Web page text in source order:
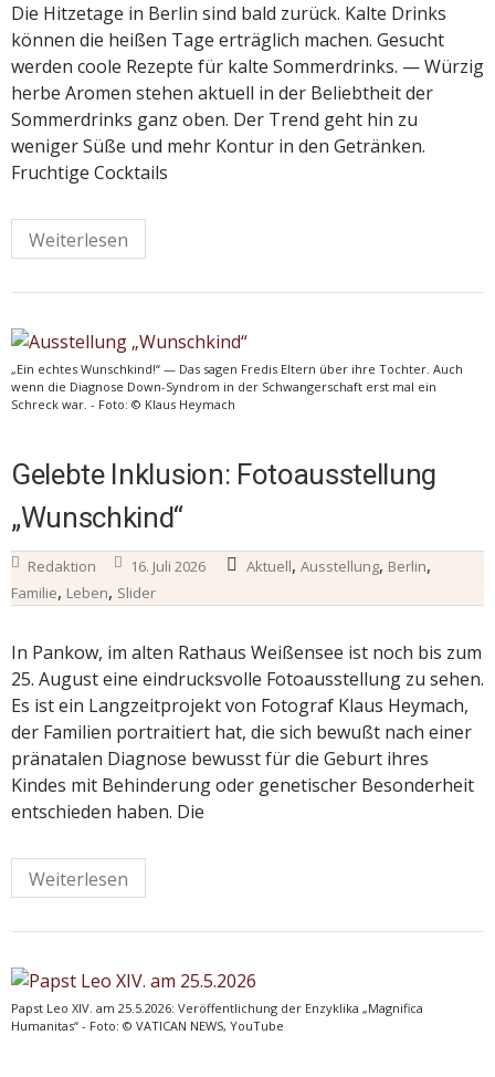
Die Hitzetage in Berlin sind bald zurück. Kalte Drinks
können die heißen Tage erträglich machen. Gesucht
werden coole Rezepte für kalte Sommerdrinks. — Würzig
herbe Aromen stehen aktuell in der Beliebtheit der
Sommerdrinks ganz oben. Der Trend geht hin zu
weniger Süße und mehr Kontur in den Getränken.
Fruchtige Cocktails
Weiterlesen
„Ein echtes Wunschkind!“ — Das sagen Fredis Eltern über ihre Tochter. Auch
wenn die Diagnose Down-Syndrom in der Schwangerschaft erst mal ein
Schreck war. - Foto: © Klaus Heymach
Gelebte Inklusion: Fotoausstellung
„Wunschkind“
Redaktion 16. Juli 2026 Aktuell, Ausstellung, Berlin,
Familie, Leben, Slider
In Pankow, im alten Rathaus Weißensee ist noch bis zum
25. August eine eindrucksvolle Fotoausstellung zu sehen.
Es ist ein Langzeitprojekt von Fotograf Klaus Heymach,
der Familien portraitiert hat, die sich bewußt nach einer
pränatalen Diagnose bewusst für die Geburt ihres
Kindes mit Behinderung oder genetischer Besonderheit
entschieden haben. Die
Weiterlesen
Papst Leo XIV. am 25.5.2026: Veröffentlichung der Enzyklika „Magnifica
Humanitas“ - Foto: © VATICAN NEWS, YouTube